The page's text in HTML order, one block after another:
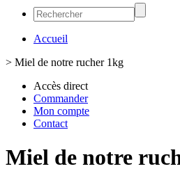
Accueil
> Miel de notre rucher 1kg
Accès direct
Commander
Mon compte
Contact
Miel de notre